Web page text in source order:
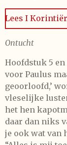
Lees I
Ontucht
Hoofdstuk 5
voor Paulus
geoorloofd,’
vleselijke
het hen
daar dan niks
je ook wat van